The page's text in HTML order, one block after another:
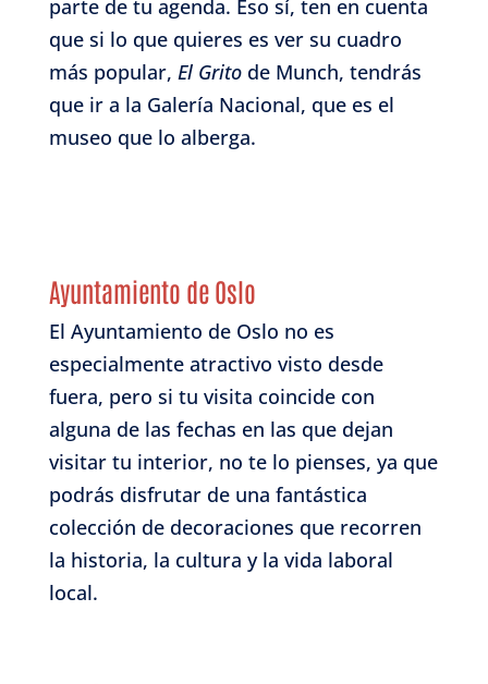
parte de tu agenda. Eso sí, ten en cuenta
que si lo que quieres es ver su cuadro
más popular, El Gritode Munch, tendrás
que ir a la Galería Nacional, que es el
museo que lo alberga.
Ayuntamiento de Oslo
El Ayuntamiento de Oslo no es
especialmente atractivo visto desde
fuera, pero si tu visita coincide con
alguna de las fechas en las que dejan
visitar tu interior, no te lo pienses, ya que
podrás disfrutar de una fantástica
colección de decoraciones que recorren
la historia, la cultura y la vida laboral
local.